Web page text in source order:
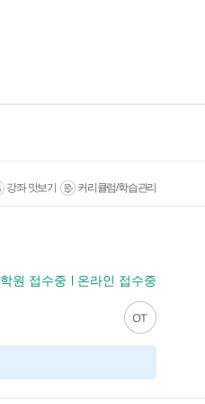
강좌 맛보기 커리큘럼/학습관리
학원 접수중 온라인 접수중